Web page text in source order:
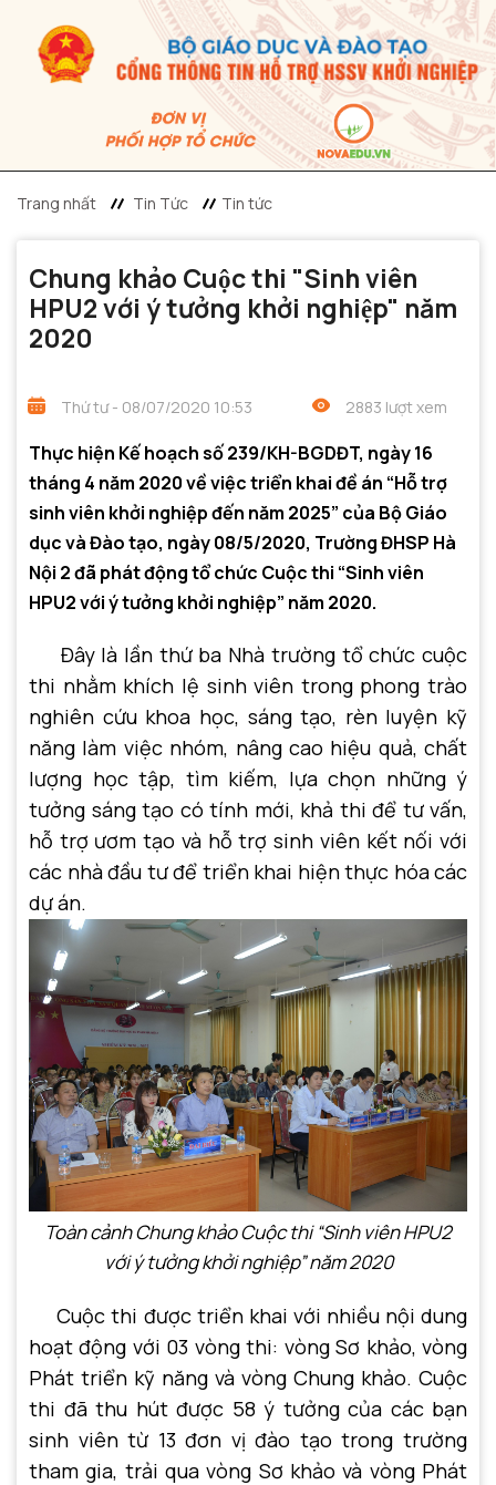
Trang nhất Tin Tức Tin tức
Chung khảo Cuộc thi "Sinh viên
HPU2 với ý tưởng khởi nghiệp" năm
2020
Thứ tư - 08/07/2020 10:53 2883 lượt xem
Thực hiện Kế hoạch số 239/KH-BGDĐT, ngày 16
tháng 4 năm 2020 về việc triển khai đề án “Hỗ trợ
sinh viên khởi nghiệp đến năm 2025” của Bộ Giáo
dục và Đào tạo, ngày 08/5/2020, Trường ĐHSP Hà
Nội 2 đã phát động tổ chức Cuộc thi “Sinh viên
HPU2 với ý tưởng khởi nghiệp” năm 2020.
Đây là lần thứ ba Nhà trường tổ chức cuộc
thi nhằm khích lệ sinh viên trong phong trào
nghiên cứu khoa học, sáng tạo, rèn luyện kỹ
năng làm việc nhóm, nâng cao hiệu quả, chất
lượng học tập, tìm kiếm, lựa chọn những ý
tưởng sáng tạo có tính mới, khả thi để tư vấn,
hỗ trợ ươm tạo và hỗ trợ sinh viên kết nối với
các nhà đầu tư để triển khai hiện thực hóa các
dự án.
Toàn cảnh Chung khảo Cuộc thi “Sinh viên HPU2
với ý tưởng khởi nghiệp” năm 2020
Cuộc thi được triển khai với nhiều nội dung
hoạt động với 03 vòng thi: vòng Sơ khảo, vòng
Phát triển kỹ năng và vòng Chung khảo. Cuộc
thi đã thu hút được 58 ý tưởng của các bạn
sinh viên từ 13 đơn vị đào tạo trong trường
tham gia, trải qua vòng Sơ khảo và vòng Phát